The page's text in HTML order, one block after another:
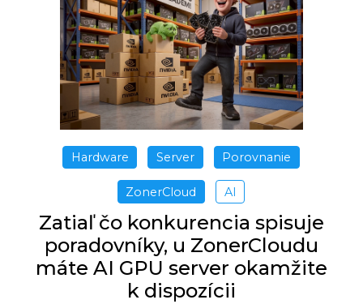
Hardware Server Porovnanie
ZonerCloud AI
Zatiaľ čo konkurencia spisuje
poradovníky, u ZonerCloudu
máte AI GPU server okamžite
k dispozícii